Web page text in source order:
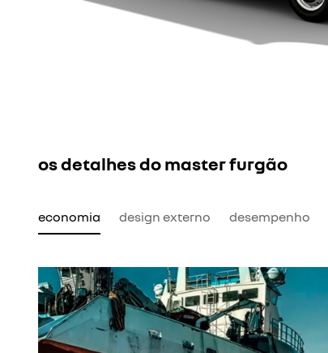
os detalhes do master furgão
economia design externo desempenho